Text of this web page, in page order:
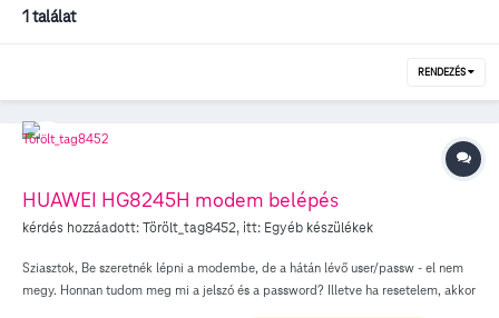
1 találat
RENDEZÉS
HUAWEI HG8245H modem belépés
kérdés hozzáadott:Törölt_tag8452, itt: Egyéb készülékek
Sziasztok, Be szeretnék lépni a modembe, de a hátán lévő user/passw - el nem
megy. Honnan tudom meg mi a jelszó és a password? Illetve ha resetelem, akkor